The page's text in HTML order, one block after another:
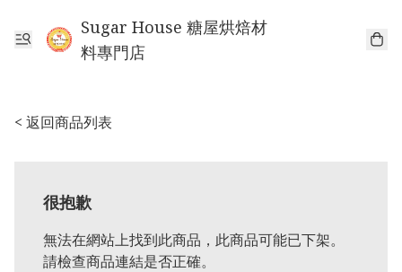
Sugar House 糖屋烘焙材
料專門店
< 返回商品列表
很抱歉
無法在網站上找到此商品，此商品可能已下架。
請檢查商品連結是否正確。